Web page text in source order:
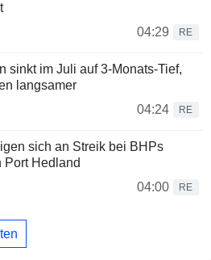
04:29
RE
sinkt im Juli auf 3-Monats-Tief,
langsamer
04:24
RE
sich an Streik bei BHPs
Port Hedland
04:00
RE